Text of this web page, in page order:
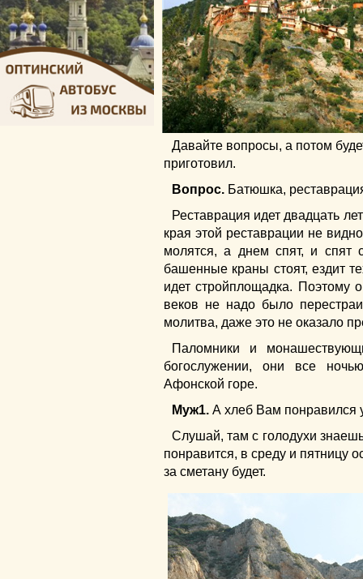
Давайте вопросы, а потом
приготовил.
Вопрос. Батюшка,
Реставрация идет двадцать
края этой реставрации не
молятся, а днем спят, и спят
башенные краны стоят, ездит
идет стройплощадка. Поэтому
веков не надо было
молитва, даже это не оказало
Паломники и
богослужении, они все
Афонской горе.
Муж1. А хлеб Вам понравился
Слушай, там с голодухи
понравится, в среду и пятницу
за сметану будет.